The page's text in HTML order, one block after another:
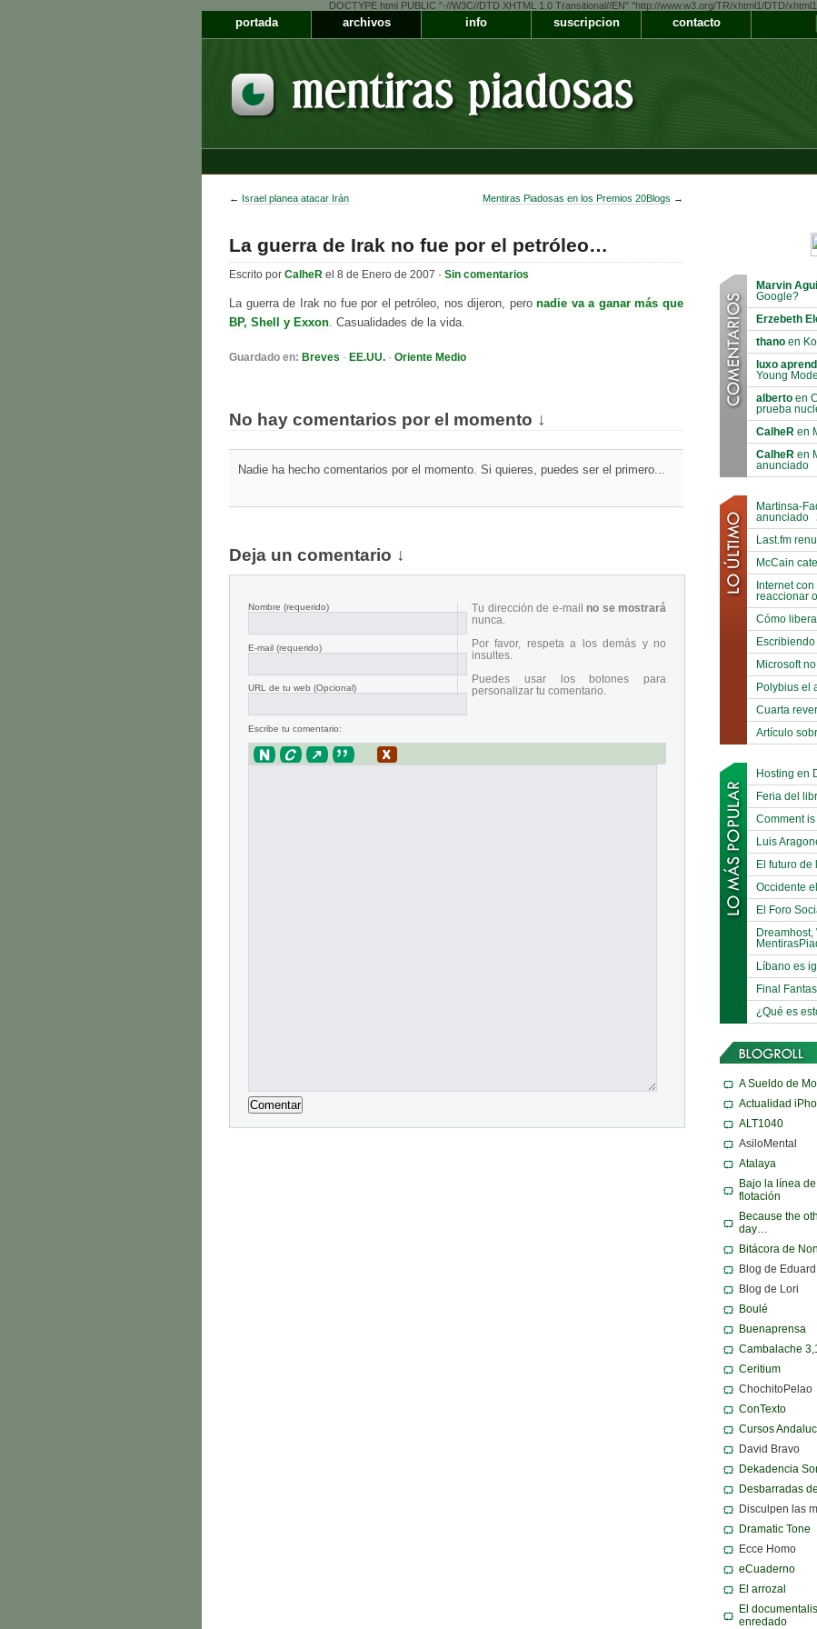
DOCTYPE html PUBLIC "-//W3C//DTD XHTML 1.0 Transitional//EN" "http://www.w3.org/TR/xhtml1/DTD/
portada archivos info suscripcion contacto
← Israel planea atacar Irán Mentiras Piadosas en los Premios 20Blogs →
La guerra de Irak no fue por el petróleo…
Escrito por CalheR el 8 de Enero de 2007 · Sin comentarios
La guerra de Irak no fue por el petróleo, nos dijeron, peronadie va a ganar más que
BP, Shell y Exxon . Casualidades de la vida.
Guardado en: Breves · EE.UU. · Oriente Medio
No hay comentarios por el momento ↓
Nadie ha hecho comentarios por el momento. Si quieres, puedes ser el primero...
Deja un comentario ↓
Nombre (requerido)
E-mail (requerido)
URL de tu web (Opcional)
Tu dirección de e-mail no se mostrará
nunca.
Por favor, respeta a los demás y no
insultes.
Puedes usar los botones para
personalizar tu comentario.
Escribe tu comentario:
Marvin
Google?
Erzebeth
thano en
luxo
Young
alberto en
prueba
CalheR en
CalheR en
anunciado
Martinsa-
anunciado
Last.fm
McCain
Internet
reaccionar
Cómo
Microsoft
Polybius el
Cuarta
Artículo
Hosting en
Feria del
Comment is
Luis
El futuro de
Occidente
El Foro
Dreamhost,
Líbano es
Final
¿Qué es
A Sueldo de
Actualidad
ALT1040
AsiloMental
Atalaya
Bajo la línea de
flotación
Because the
day…
Bitácora de
Blog de
Blog de Lori
Boulé
Buenaprensa
Cambalache
Ceritium
ChochitoPelao
ConTexto
Cursos
David Bravo
Dekadencia
Desbarradas
Disculpen las
Dramatic Tone
Ecce Homo
eCuaderno
El arrozal
El
enredado